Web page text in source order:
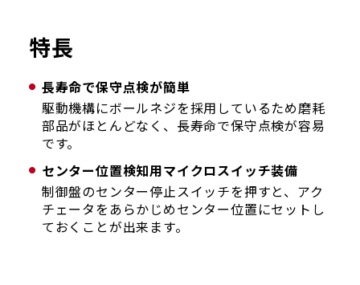
特長
長寿命で保守点検が簡単
駆動機構にボールネジを採用しているため磨耗
部品がほとんどなく、長寿命で保守点検が容易
です。
センター位置検知用マイクロスイッチ装備
制御盤のセンター停止スイッチを押すと、アク
チェータをあらかじめセンター位置にセットし
ておくことが出来ます。